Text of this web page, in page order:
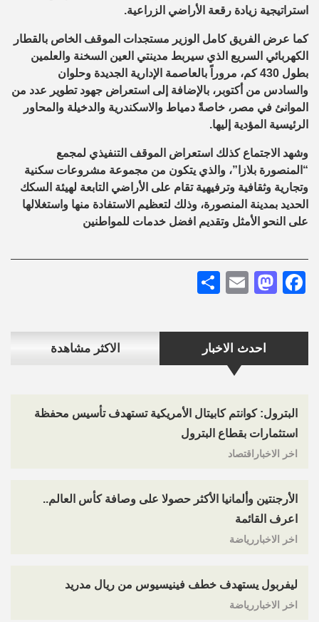
احدث الاخبار الاكثر مشاهدة
البترول: كوانتم كابيتال الأمريكية تستهدف تأسيس محفظة
استثمارات بقطاع البترول
اخر الاخباراقتصاد
الأرجنتين وألمانيا الأكثر حصولا على وصافة كأس العالم..
اعرف القائمة
اخر الاخباررياضة
ليفربول يستهدف خطف فينيسيوس من ريال مدريد
اخر الاخباررياضة
استراتيجية زيادة رقعة الأراضي الزراعية.
كما عرض الفريق كامل الوزير مستجدات الموقف الخاص بالقطار
الكهربائي السريع الذي سيربط مدينتي العين السخنة والعلمين
بطول 430 كم، مروراً بالعاصمة الإدارية الجديدة وحلوان
والسادس من أكتوبر، بالإضافة إلى استعراض جهود تطوير عدد من
الموانئ في مصر، خاصةً دمياط والاسكندرية والدخيلة والمحاور
الرئيسية المؤدية إليها.
وشهد الاجتماع كذلك استعراض الموقف التنفيذي لمجمع
“المنصورة بلازا”، والذي يتكون من مجموعة مشروعات سكنية
وتجارية وثقافية وترفيهية تقام على الأراضي التابعة لهيئة السكك
الحديد بمدينة المنصورة، وذلك لتعظيم الاستفادة منها واستغلالها
على النحو الأمثل وتقديم افضل خدمات للمواطنين
Facebook
Mastodon
Email